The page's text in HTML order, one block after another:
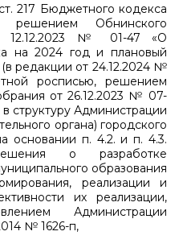
217 Бюджетного кодекса
решением Обнинского
12.12.2023 № 01-47 «О
на 2024 год и плановый
редакции от 24.12.2024 №
росписью, решением
от 26.12.2023 № 07-
структуру Администрации
органа) городского
основании п. 4.2. и п. 4.3.
о разработке
образования
реализации и
их реализации,
Администрации
№ 1626-п,